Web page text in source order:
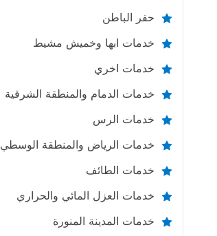
حفر الباطن
خدمات ابها وخميش مشيط
خدمات اخري
خدمات الدمام والمنطقة الشرقية
خدمات الرس
خدمات الرياض والمنطقة الوسطي
خدمات الطائف
خدمات العزل المائي والحراري
خدمات المدينة المنورة